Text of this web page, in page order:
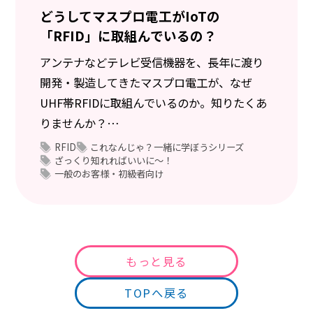
どうしてマスプロ電工がIoTの
「RFID」に取組んでいるの？
アンテナなどテレビ受信機器を、長年に渡り
開発・製造してきたマスプロ電工が、なぜ
UHF帯RFIDに取組んでいるのか。知りたくあ
りませんか？
UHF帯RFIDの製品の紹介と併せてお教えしま
す。
RFID
これなんじゃ？一緒に学ぼうシリーズ
ざっくり知れればいいに～！
一般のお客様・初級者向け
もっと見る
TOPへ戻る